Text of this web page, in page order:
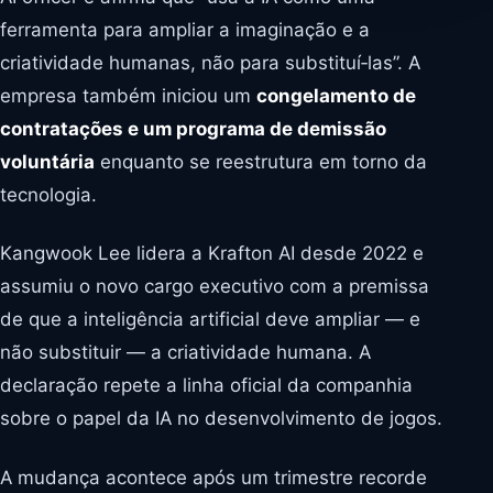
ferramenta para ampliar a imaginação e a
criatividade humanas, não para substituí‑las”. A
empresa também iniciou um congelamento de
contratações e um programa de demissão
voluntária enquanto se reestrutura em torno da
tecnologia.
Kangwook Lee lidera a Krafton AI desde 2022 e
assumiu o novo cargo executivo com a premissa
de que a inteligência artificial deve ampliar — e
não substituir — a criatividade humana. A
declaração repete a linha oficial da companhia
sobre o papel da IA no desenvolvimento de jogos.
A mudança acontece após um trimestre recorde